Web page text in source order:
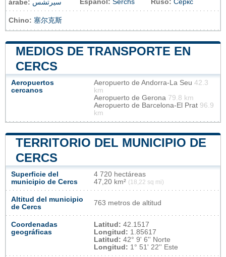
árabe: سيرتشس Español: Serchs Ruso: Серкс
Chino: 塞尔克斯
MEDIOS DE TRANSPORTE EN
CERCS
Aeropuertos
cercanos
Aeropuerto de Andorra-La Seu 42.3
km
Aeropuerto de Gerona 79.8 km
Aeropuerto de Barcelona-El Prat 96.9
km
TERRITORIO DEL MUNICIPIO DE
CERCS
Superficie del
municipio de Cercs
4 720 hectáreas
47,20 km² (18,22 sq mi)
Altitud del municipio
de Cercs
763 metros de altitud
Coordenadas
geográficas
Latitud: 42.1517
Longitud: 1.85617
Latitud: 42° 9' 6'' Norte
Longitud: 1° 51' 22'' Este